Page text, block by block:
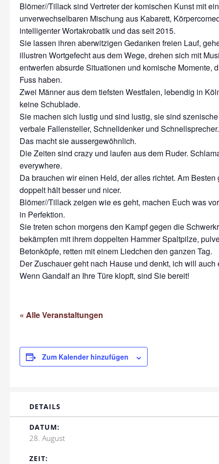
Blömer//Tillack sind Vertreter der komischen Kunst mit
unverwechselbaren Mischung aus Kabarett,
intelligenter Wortakrobatik und das seit 2015.
Sie lassen ihren aberwitzigen Gedanken freien Lauf,
illustren Wortgefecht aus dem Wege, drehen sich mit
entwerfen absurde Situationen und komische Momente,
Fuss haben.
Zwei Männer aus dem tiefsten Westfalen, lebendig in
keine Schublade.
Sie machen sich lustig und sind lustig, sie sind
verbale Fallensteller, Schnelldenker und Schnellsprecher.
Das macht sie aussergewöhnlich.
Die Zeiten sind crazy und laufen aus dem Ruder.
everywhere.
Da brauchen wir einen Held, der alles richtet. Am Besten
doppelt hält besser und nicer.
Blömer//Tillack zeigen wie es geht, machen Euch was
in Perfektion.
Sie treten schon morgens den Kampf gegen die
bekämpfen mit ihrem doppelten Hammer Spaltpilze,
Betonköpfe, retten mit einem Liedchen den ganzen Tag.
Der Zuschauer geht nach Hause und denkt, ich will auch
Wenn Gandalf an Ihre Türe klopft, sind Sie bereit!
« Alle Veranstaltungen
Zum Kalender hinzufügen
DETAILS
DATUM:
28. August
ZEIT: